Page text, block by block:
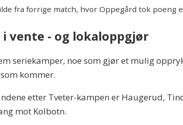
fra forrige match, hvor Oppegård tok
vente - og lokaloppgjør
seriekamper, noe som gjør et mulig
kommer.
etter Tveter-kampen er Haugerud,
mot Kolbotn.